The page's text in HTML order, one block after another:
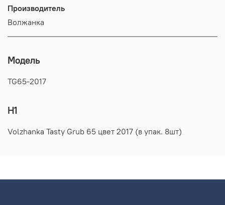
Производитель
Волжанка
Модель
TG65-2017
H1
Volzhanka Tasty Grub 65 цвет 2017 (в упак. 8шт)